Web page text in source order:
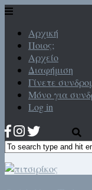
Αρχική
Ποιος;
Αρχείο
Διαφήμιση
Γίνετε
Μόνο για
Log in